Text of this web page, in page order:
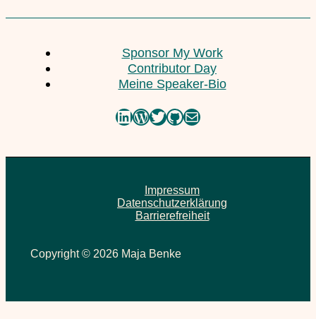
Sponsor My Work
Contributor Day
Meine Speaker-Bio
LinkedIn
WordPress
Twitter
GitHub
E-Mail
Impressum
Datenschutzerklärung
Barrierefreiheit
Copyright © 2026 Maja Benke